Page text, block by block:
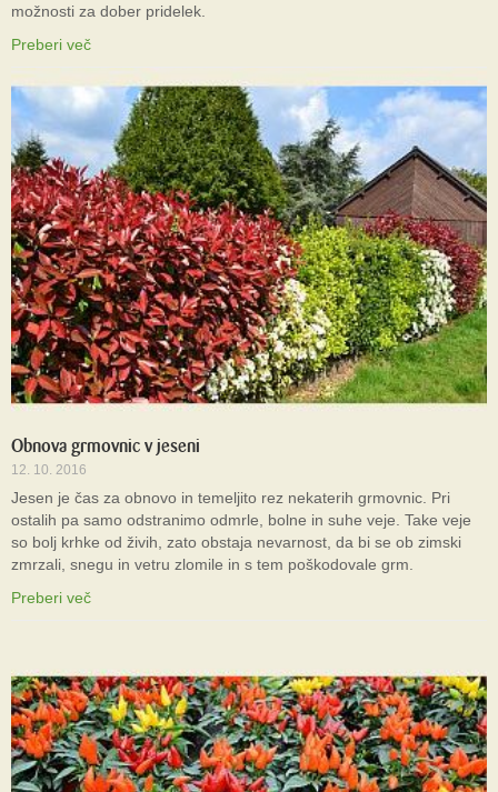
možnosti za dober pridelek.
Preberi več
Obnova grmovnic v jeseni
12. 10. 2016
Jesen je čas za obnovo in temeljito rez nekaterih grmovnic. Pri
ostalih pa samo odstranimo odmrle, bolne in suhe veje. Take veje
so bolj krhke od živih, zato obstaja nevarnost, da bi se ob zimski
zmrzali, snegu in vetru zlomile in s tem poškodovale grm.
Preberi več